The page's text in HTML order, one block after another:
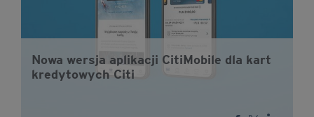
Nowa wersja aplikacji CitiMobile dla kart
kredytowych Citi